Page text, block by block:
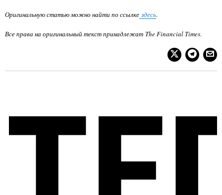
Оригинальную статью можно найти по ссылке здесь.
Все права на оригинальный текст принадлежат The Financial Times.